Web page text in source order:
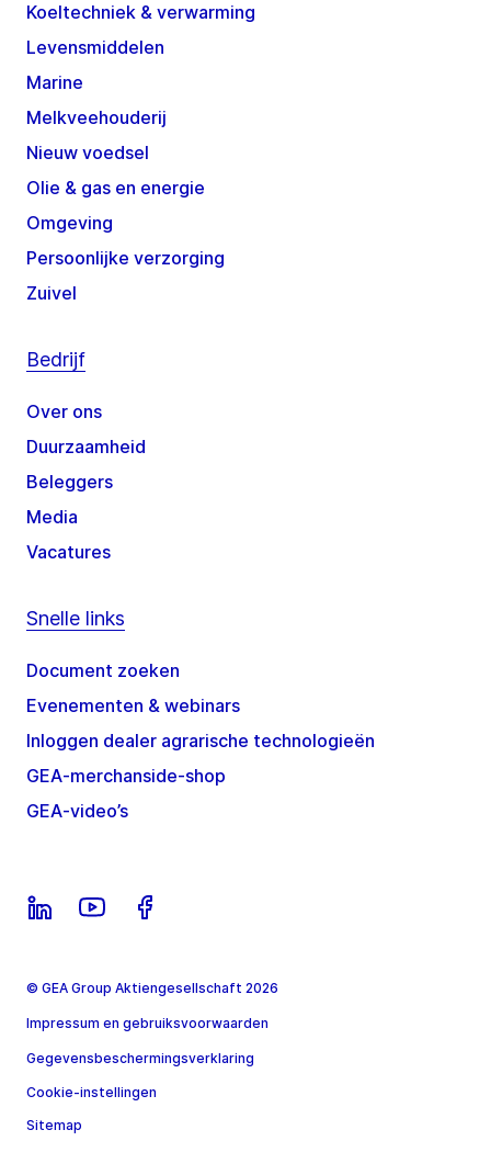
Koeltechniek & verwarming
Levensmiddelen
Marine
Melkveehouderij
Nieuw voedsel
Olie & gas en energie
Omgeving
Persoonlijke verzorging
Zuivel
Bedrijf
Over ons
Duurzaamheid
Beleggers
Media
Vacatures
Snelle links
Document zoeken
Evenementen & webinars
Inloggen dealer agrarische technologieën
GEA-merchanside-shop
GEA-video’s
© GEA Group Aktiengesellschaft 2026
Impressum en gebruiksvoorwaarden
Gegevensbeschermingsverklaring
Cookie-instellingen
Sitemap